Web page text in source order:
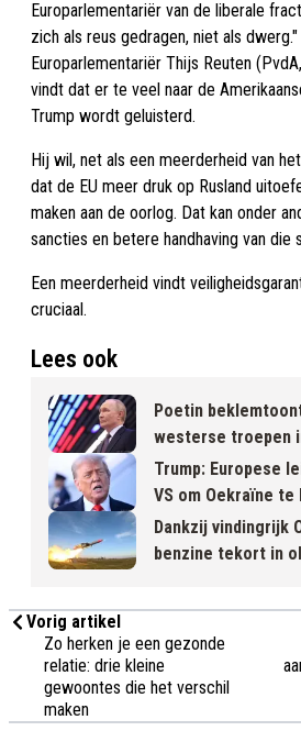
Europarlementariër van de liberale
zich als reus gedragen, niet als
Europarlementariër Thijs Reuten
vindt dat er te veel naar de
Trump wordt geluisterd.
Hij wil, net als een meerderheid van
dat de EU meer druk op Rusland
maken aan de oorlog. Dat kan onder
sancties en betere handhaving van die
Een meerderheid vindt
cruciaal.
Lees ook
Poetin
westerse troepen
Trump: Europese
VS om Oekraïne te
Dankzij vindingrijk
benzine tekort in
Vorig artikel
Zo herken je een gezonde
relatie: drie kleine
gewoontes die het verschil
maken